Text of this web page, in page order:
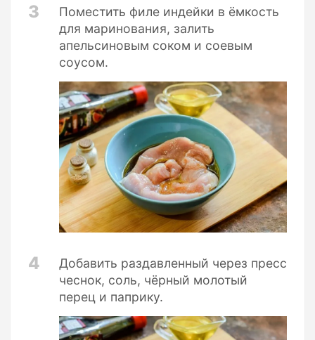
3
Поместить филе индейки в ёмкость
для маринования, залить
апельсиновым соком и соевым
соусом.
4
Добавить раздавленный через пресс
чеснок, соль, чёрный молотый
перец и паприку.